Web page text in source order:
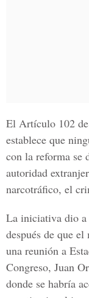
El Artículo 102
establece que
con la reforma se
autoridad
narcotráfico, el
La iniciativa dio a
después de que
una reunión a
Congreso, Juan
donde se habría